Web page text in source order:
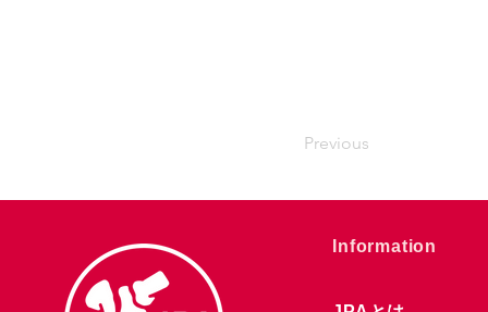
Previous
​Information